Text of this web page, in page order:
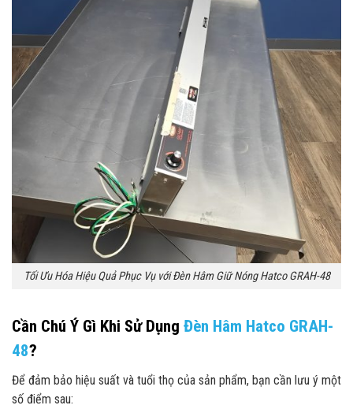
Tối Ưu Hóa Hiệu Quả Phục Vụ với Đèn Hâm Giữ Nóng Hatco GRAH-48
Cần Chú Ý Gì Khi Sử Dụng Đèn Hâm Hatco GRAH-
48?
Để đảm bảo hiệu suất và tuổi thọ của sản phẩm, bạn cần lưu ý một
số điểm sau: